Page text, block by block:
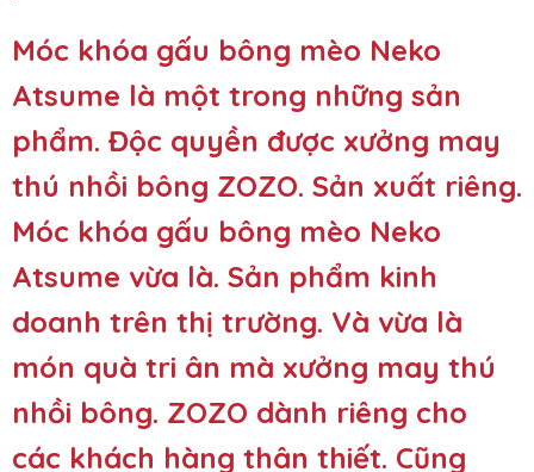
Móc khóa gấu bông mèo Neko
Atsume là một trong những sản
phẩm. Độc quyền được xưởng may
thú nhồi bông ZOZO. Sản xuất riêng.
Móc khóa gấu bông mèo Neko
Atsume vừa là. Sản phẩm kinh
doanh trên thị trường. Và vừa là
món quà tri ân mà xưởng may thú
nhồi bông. ZOZO dành riêng cho
các khách hàng thân thiết. Cũng